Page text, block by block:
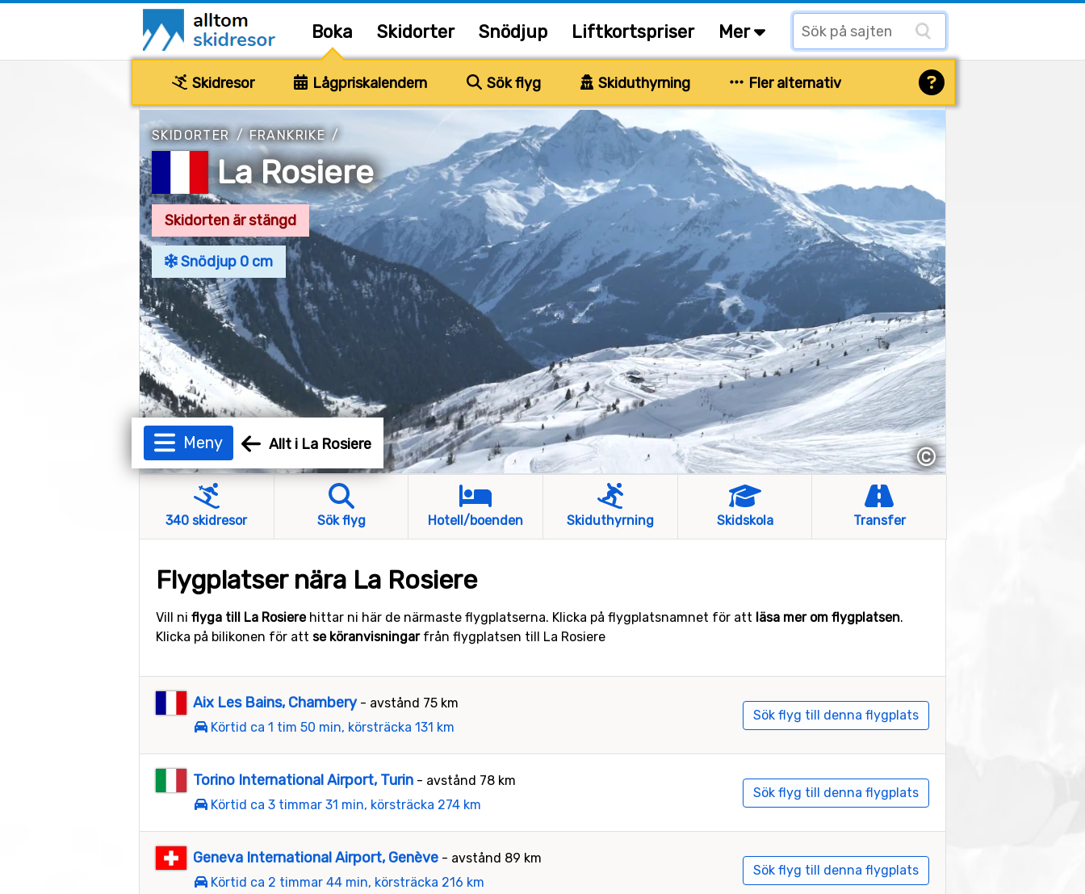
Boka Skidorter Snödjup Liftkortspriser Mer
Skidresor Lågpriskalendern Sök flyg Skiduthyrning Fler alternativ
SKIDORTER /FRANKRIKE /
La Rosiere
Skidorten är stängd
Snödjup 0 cm
©
Meny Allt i La Rosiere
340 skidresor Sök flyg Hotell/boenden Skiduthyrning Skidskola Transfer
Flygplatser nära La Rosiere
Vill ni flyga till La Rosierehittar ni här de närmaste flygplatserna. Klicka på flygplatsnamnet för att läsa mer om flygplatsen.
Klicka på bilikonen för att se köranvisningarfrån flygplatsen till La Rosiere
Sök flyg till denna flygplats
Aix Les Bains, Chambery - avstånd 75 km
Körtid ca 1 tim 50 min, körsträcka 131 km
Sök flyg till denna flygplats
Torino International Airport, Turin - avstånd 78 km
Körtid ca 3 timmar 31 min, körsträcka 274 km
Sök flyg till denna flygplats
Geneva International Airport, Genève - avstånd 89 km
Körtid ca 2 timmar 44 min, körsträcka 216 km